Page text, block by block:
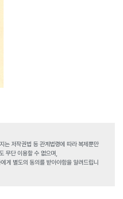
는 저작권법 등 관계법령에 따라 복제뿐만
무단 이용할 수 없으며,
게 별도의 동의를 받아야함을 알려드립니